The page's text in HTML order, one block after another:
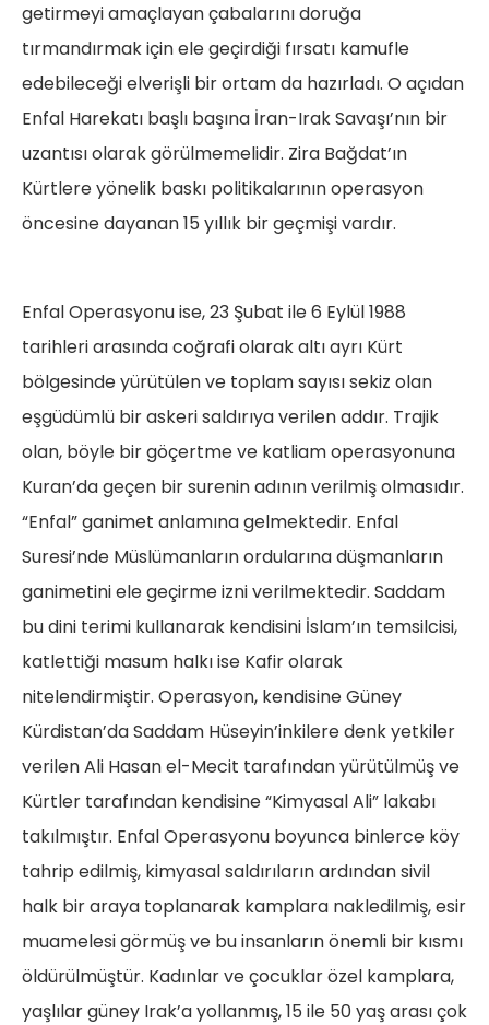
getirmeyi amaçlayan çabalarını doruğa
tırmandırmak için ele geçirdiği fırsatı kamufle
edebileceği elverişli bir ortam da hazırladı. O açıdan
Enfal Harekatı başlı başına İran-Irak Savaşı’nın bir
uzantısı olarak görülmemelidir. Zira Bağdat’ın
Kürtlere yönelik baskı politikalarının operasyon
öncesine dayanan 15 yıllık bir geçmişi vardır.
Enfal Operasyonu ise, 23 Şubat ile 6 Eylül 1988
tarihleri arasında coğrafi olarak altı ayrı Kürt
bölgesinde yürütülen ve toplam sayısı sekiz olan
eşgüdümlü bir askeri saldırıya verilen addır. Trajik
olan, böyle bir göçertme ve katliam operasyonuna
Kuran’da geçen bir surenin adının verilmiş olmasıdır.
“Enfal” ganimet anlamına gelmektedir. Enfal
Suresi’nde Müslümanların ordularına düşmanların
ganimetini ele geçirme izni verilmektedir. Saddam
bu dini terimi kullanarak kendisini İslam’ın temsilcisi,
katlettiği masum halkı ise Kafir olarak
nitelendirmiştir. Operasyon, kendisine Güney
Kürdistan’da Saddam Hüseyin’inkilere denk yetkiler
verilen Ali Hasan el-Mecit tarafından yürütülmüş ve
Kürtler tarafından kendisine “Kimyasal Ali” lakabı
takılmıştır. Enfal Operasyonu boyunca binlerce köy
tahrip edilmiş, kimyasal saldırıların ardından sivil
halk bir araya toplanarak kamplara nakledilmiş, esir
muamelesi görmüş ve bu insanların önemli bir kısmı
öldürülmüştür. Kadınlar ve çocuklar özel kamplara,
yaşlılar güney Irak’a yollanmış, 15 ile 50 yaş arası çok